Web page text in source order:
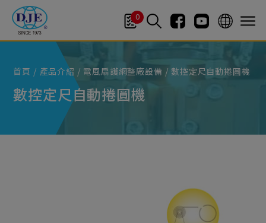
0
首頁 產品介紹 電風扇護網整廠設備 數控定尺自動捲圓機
數控定尺自動捲圓機
Cookie管理面板